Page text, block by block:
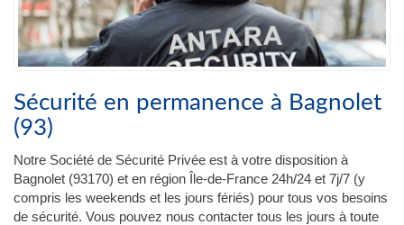
Sécurité en permanence à Bagnolet
(93)
Notre Société de Sécurité Privée est à votre disposition à
Bagnolet (93170) et en région Île-de-France 24h/24 et 7j/7 (y
compris les weekends et les jours fériés) pour tous vos besoins
de sécurité. Vous pouvez nous contacter tous les jours à toute